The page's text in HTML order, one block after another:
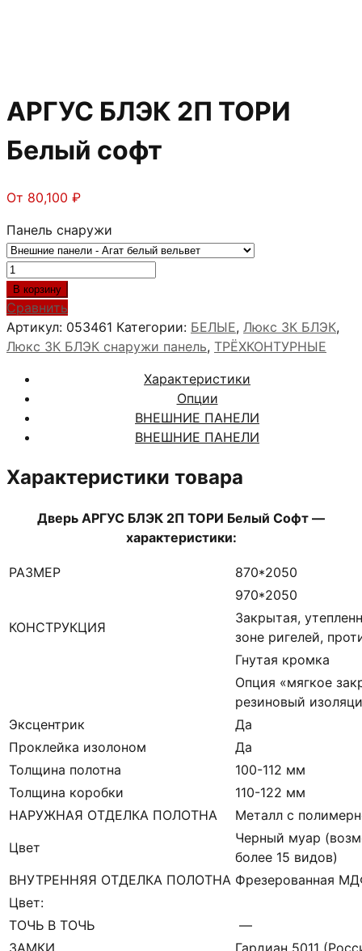
АРГУС БЛЭК 2П ТОРИ
Белый софт
От 80,100 ₽
Панель снаружи
Количество
товара
АРГУС
БЛЭК
2П
Белый
софт
В корзину
Сравнить
Артикул: 053461 Категории: БЕЛЫЕ, Люкс 3К БЛЭК,
Люкс 3К БЛЭК снаружи панель, ТРЁХКОНТУРНЫЕ
Характеристики
Опции
ВНЕШНИЕ ПАНЕЛИ
ВНЕШНИЕ ПАНЕЛИ
Характеристики товара
Дверь АРГУС БЛЭК 2П ТОРИ Белый Софт —
характеристики:
РАЗМЕР
870*2050
970*2050
КОНСТРУКЦИЯ
Закрытая,
зоне ригелей,
Гнутая кромка
Опция «мягкое
резиновый
Эксцентрик
Да
Проклейка изолоном
Да
Толщина полотна
100-112 мм
Толщина коробки
110-122 мм
НАРУЖНАЯ ОТДЕЛКА ПОЛОТНА
Металл с
Цвет
Черный муар
более 15 видов)
ВНУТРЕННЯЯ ОТДЕЛКА ПОЛОТНА Фрезерованная
Цвет:
ТОЧЬ В ТОЧЬ
—
ЗАМКИ
Гардиан 5011